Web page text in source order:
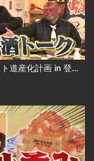
オズブラウン #84 12月7日放送『金属バット道産化計画 in 登別』（後編）